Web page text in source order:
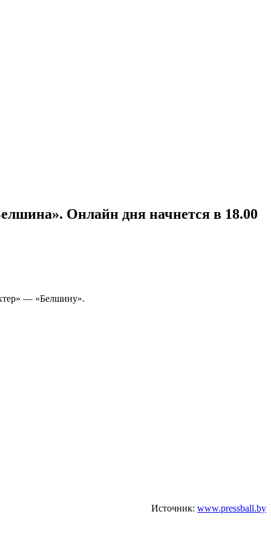
Онлайн дня начнется в 18.00
— «Белшину».
Источник: www.pressball.by